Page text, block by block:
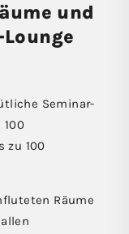
und
Seminar-
100
zu 100
Räume